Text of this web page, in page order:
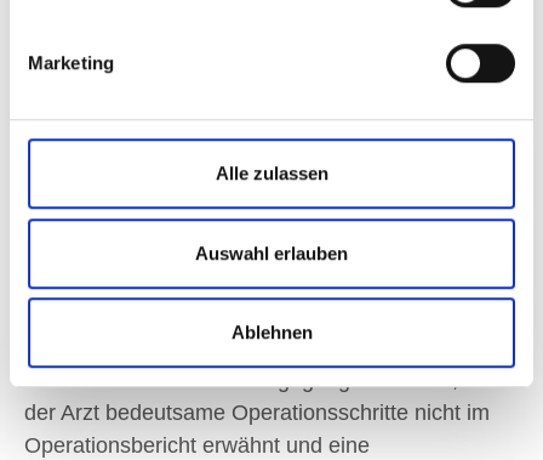
Marketing
Alle zulassen
Auswahl erlauben
Ablehnen
Arztes dient neben medizinischen Zwecken auch
abhängig vom Einzelfall. Nicht jeder
Dokumentationsmangel zieht die Folge der
Beweislastumkehr nach sich.
Beispielsweise muss von einem derartigen
Dokumentationsfehler ausgegangen werden, wenn
der Arzt bedeutsame Operationsschritte nicht im
Operationsbericht erwähnt und eine